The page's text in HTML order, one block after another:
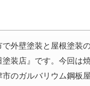
で外壁塗装と屋根塗装
塗装店』です。今回は
市のガルバリウム鋼板